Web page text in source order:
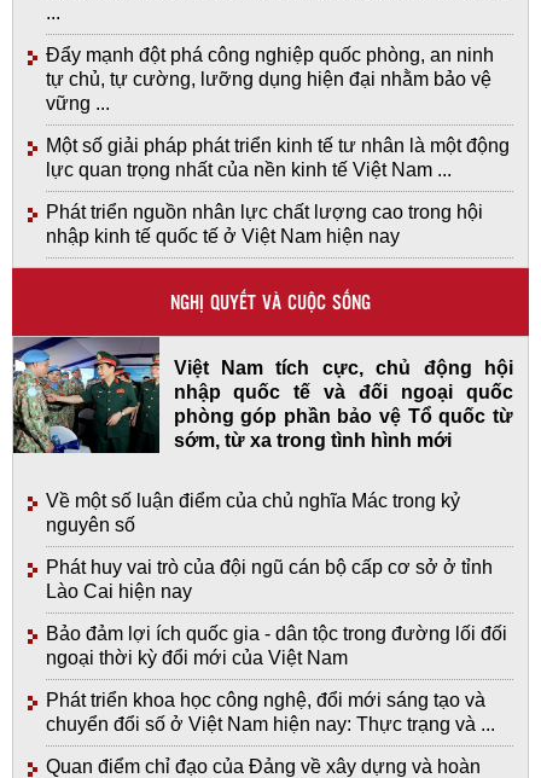
...
Đẩy mạnh đột phá công nghiệp quốc phòng, an ninh
tự chủ, tự cường, lưỡng dụng hiện đại nhằm bảo vệ
vững ...
Một số giải pháp phát triển kinh tế tư nhân là một động
lực quan trọng nhất của nền kinh tế Việt Nam ...
Phát triển nguồn nhân lực chất lượng cao trong hội
nhập kinh tế quốc tế ở Việt Nam hiện nay
NGHỊ QUYẾT VÀ CUỘC SỐNG
Việt Nam tích cực, chủ động hội
nhập quốc tế và đối ngoại quốc
phòng góp phần bảo vệ Tổ quốc từ
sớm, từ xa trong tình hình mới
Về một số luận điểm của chủ nghĩa Mác trong kỷ
nguyên số
Phát huy vai trò của đội ngũ cán bộ cấp cơ sở ở tỉnh
Lào Cai hiện nay
Bảo đảm lợi ích quốc gia - dân tộc trong đường lối đối
ngoại thời kỳ đổi mới của Việt Nam
Phát triển khoa học công nghệ, đổi mới sáng tạo và
chuyển đổi số ở Việt Nam hiện nay: Thực trạng và ...
Quan điểm chỉ đạo của Đảng về xây dựng và hoàn